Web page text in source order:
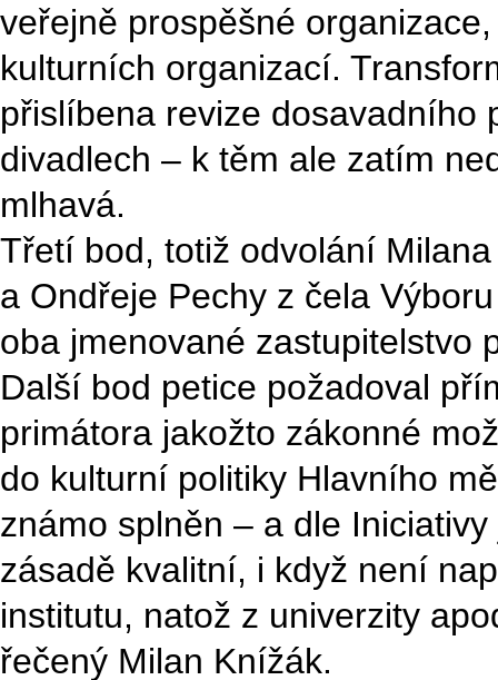
veřejně prospěšné
kulturních organizací.
přislíbena revize dosavadního
divadlech – k těm ale zatím
mlhavá.
Třetí bod, totiž odvolání
a Ondřeje Pechy z čela
oba jmenované zastupitelstvo
Další bod petice požadoval
primátora jakožto zákonné
do kulturní politiky Hlavního
známo splněn – a dle
zásadě kvalitní, i když není
institutu, natož z univerzity
řečený Milan Knížák.